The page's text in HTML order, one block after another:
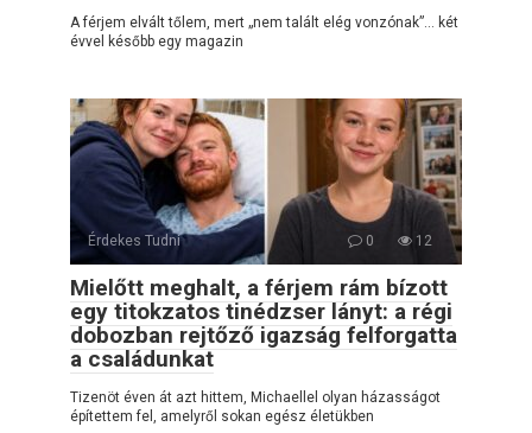
A férjem elvált tőlem, mert „nem talált elég vonzónak”… két
évvel később egy magazin
Érdekes Tudni 0 12
Mielőtt meghalt, a férjem rám bízott
egy titokzatos tinédzser lányt: a régi
dobozban rejtőző igazság felforgatta
a családunkat
Tizenöt éven át azt hittem, Michaellel olyan házasságot
építettem fel, amelyről sokan egész életükben